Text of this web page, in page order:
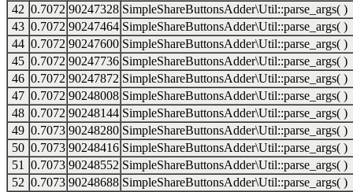
42 0.7072 90247328 SimpleShareButtonsAdder\Util::parse_args( )
43 0.7072 90247464 SimpleShareButtonsAdder\Util::parse_args( )
44 0.7072 90247600 SimpleShareButtonsAdder\Util::parse_args( )
45 0.7072 90247736 SimpleShareButtonsAdder\Util::parse_args( )
46 0.7072 90247872 SimpleShareButtonsAdder\Util::parse_args( )
47 0.7072 90248008 SimpleShareButtonsAdder\Util::parse_args( )
48 0.7072 90248144 SimpleShareButtonsAdder\Util::parse_args( )
49 0.7073 90248280 SimpleShareButtonsAdder\Util::parse_args( )
50 0.7073 90248416 SimpleShareButtonsAdder\Util::parse_args( )
51
0.7073 90248552 SimpleShareButtonsAdder\Util::parse_args( )
52 0.7073 90248688 SimpleShareButtonsAdder\Util::parse_args( )